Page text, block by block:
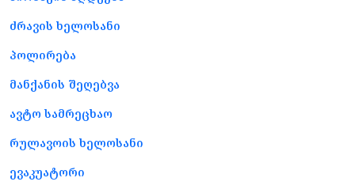
ძრავის ხელოსანი
პოლირება
მანქანის შეღებვა
ავტო სამრეცხაო
რულავოის ხელოსანი
ევაკუატორი